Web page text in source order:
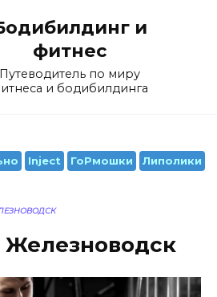
и
фитнес
Путеводитель по миру
и бодибилдинга
Inject ГоРмошки Липолики